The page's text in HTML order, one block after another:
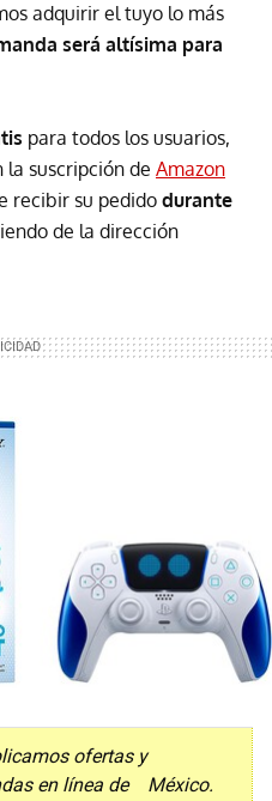
adquirir el tuyo lo más
será altísima para
para todos los usuarios,
suscripción de Amazon
recibir su pedido durante
de la dirección
ofertas y
en línea de México.